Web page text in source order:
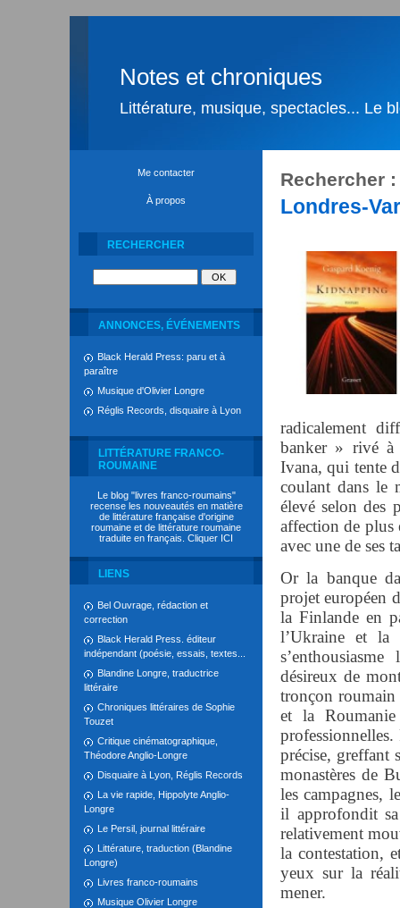
Notes et chroniques
Littérature, musique, spectacles... Le
Me contacter
À propos
RECHERCHER
ANNONCES, ÉVÉNEMENTS
Black Herald Press: paru et à
paraître
Musique d'Olivier Longre
Réglis Records, disquaire à Lyon
LITTÉRATURE FRANCO-
ROUMAINE
Le blog "livres franco-roumains"
recense les nouveautés en matière
de littérature française d'origine
roumaine et de littérature roumaine
traduite en français. Cliquer ICI
LIENS
Bel Ouvrage, rédaction et
correction
Black Herald Press. éditeur
indépendant (poésie, essais, textes...
Blandine Longre, traductrice
littéraire
Chroniques littéraires de Sophie
Touzet
Critique cinématographique,
Théodore Anglio-Longre
Disquaire à Lyon, Réglis Records
La vie rapide, Hippolyte Anglio-
Longre
Le Persil, journal littéraire
Littérature, traduction (Blandine
Longre)
Livres franco-roumains
Musique Olivier Longre
Rechercher
Londres-
radicalement
banker » rivé à
Ivana, qui tente
coulant dans le
élevé selon des
affection de plus
avec une de ses
Or la banque
projet européen
la Finlande en
l’Ukraine et
désireux de
tronçon roumain
et la
précise, greffant
monastères de
les campagnes,
il approfondit
relativement
la contestation,
yeux sur la
mener.